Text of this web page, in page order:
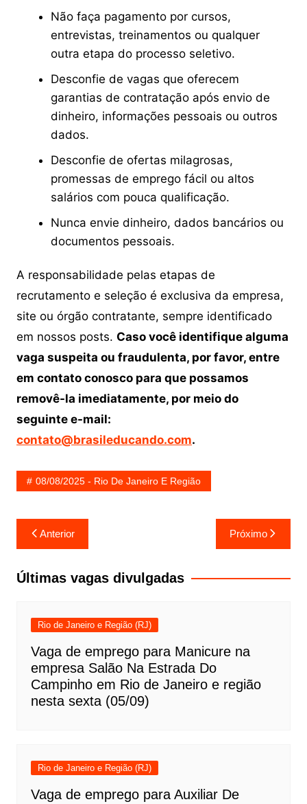
Não faça pagamento por cursos,
entrevistas, treinamentos ou qualquer
outra etapa do processo seletivo.
Desconfie de vagas que oferecem
garantias de contratação após envio de
dinheiro, informações pessoais ou outros
dados.
Desconfie de ofertas milagrosas,
promessas de emprego fácil ou altos
salários com pouca qualificação.
Nunca envie dinheiro, dados bancários ou
documentos pessoais.
A responsabilidade pelas etapas de
recrutamento e seleção é exclusiva da empresa,
site ou órgão contratante, sempre identificado
em nossos posts. Caso você identifique alguma
vaga suspeita ou fraudulenta, por favor, entre
em contato conosco para que possamos
removê-la imediatamente, por meio do
seguinte e-mail:
contato@brasileducando.com.
08/08/2025 - Rio De Janeiro E Região
Navegação
de
Post
Anterior Próximo
Últimas vagas divulgadas
Rio de Janeiro e Região (RJ)
Vaga de emprego para Manicure na
empresa Salão Na Estrada Do
Campinho em Rio de Janeiro e região
nesta sexta (05/09)
Rio de Janeiro e Região (RJ)
Vaga de emprego para Auxiliar De